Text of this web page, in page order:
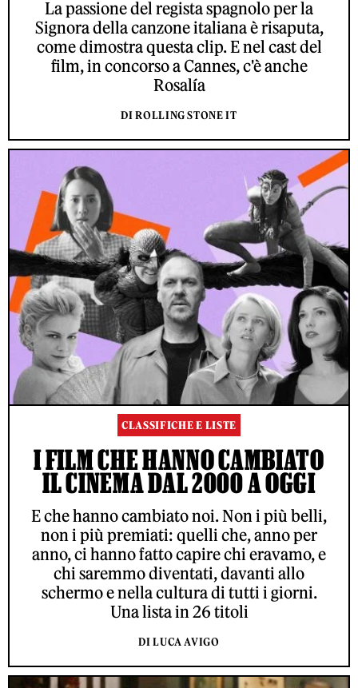
La passione del regista spagnolo per la
Signora della canzone italiana è risaputa,
come dimostra questa clip. E nel cast del
film, in concorso a Cannes, c'è anche
Rosalía
DI ROLLING STONE IT
CLASSIFICHE E LISTE
I FILM CHE HANNO CAMBIATO
IL CINEMA DAL 2000 A OGGI
E che hanno cambiato noi. Non i più belli,
non i più premiati: quelli che, anno per
anno, ci hanno fatto capire chi eravamo, e
chi saremmo diventati, davanti allo
schermo e nella cultura di tutti i giorni.
Una lista in 26 titoli
DI LUCA AVIGO